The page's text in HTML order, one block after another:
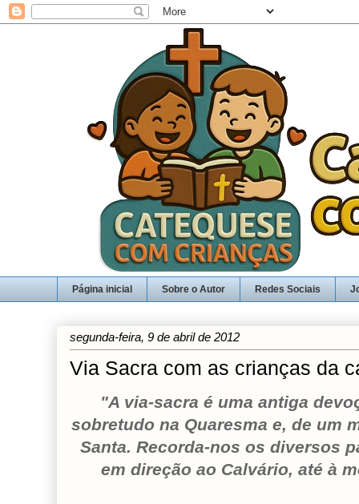
Página inicial Sobre o Autor Redes Sociais
segunda-feira, 9 de abril de 2012
Via Sacra com as crianças da
"A via-sacra é uma antiga
sobretudo na Quaresma e, de um
Santa. Recorda-nos os diversos
em direção ao Calvário, até à